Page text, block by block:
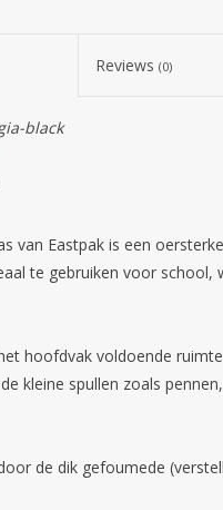
Reviews(0)
black
van Eastpak is een
te gebruiken voor school,
hoofdvak voldoende
kleine spullen zoals
de dik gefoumede